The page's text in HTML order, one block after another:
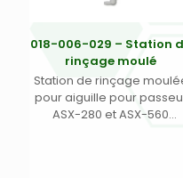
018-006-029 – Station
rinçage moulé
Station de rinçage
pour aiguille pour
ASX-280 et ASX-560